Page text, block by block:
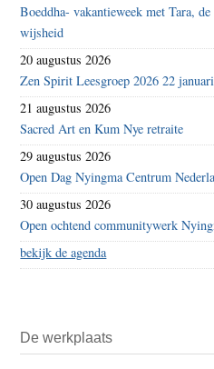
Boeddha- vakantieweek met Tara,
wijsheid
20 augustus 2026
Zen Spirit Leesgroep 2026 22
21 augustus 2026
Sacred Art en Kum Nye retraite
29 augustus 2026
Open Dag Nyingma Centrum
30 augustus 2026
Open ochtend communitywerk
bekijk de agenda
De werkplaats